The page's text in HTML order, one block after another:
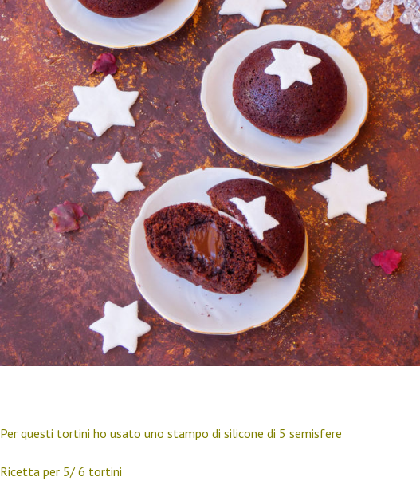
Per questi tortini ho usato uno stampo di silicone di 5 semisfere
Ricetta per 5/ 6 tortini